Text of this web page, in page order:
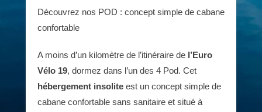
Découvrez nos POD : concept simple de cabane
confortable
A moins d’un kilomètre de l’itinéraire de l’Euro
Vélo 19, dormez dans l’un des 4 Pod. Cet
hébergement insolite est un concept simple de
cabane confortable sans sanitaire et situé à